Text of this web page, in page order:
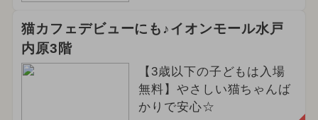
2025年9月のイベント
2024年8月のイベント
2024年9月のイベント
2024年12月のイベント
猫カフェデビューにも♪イオンモール水戸
内原3階
【3歳以下の子どもは入場
無料】やさしい猫ちゃんば
かりで安心☆